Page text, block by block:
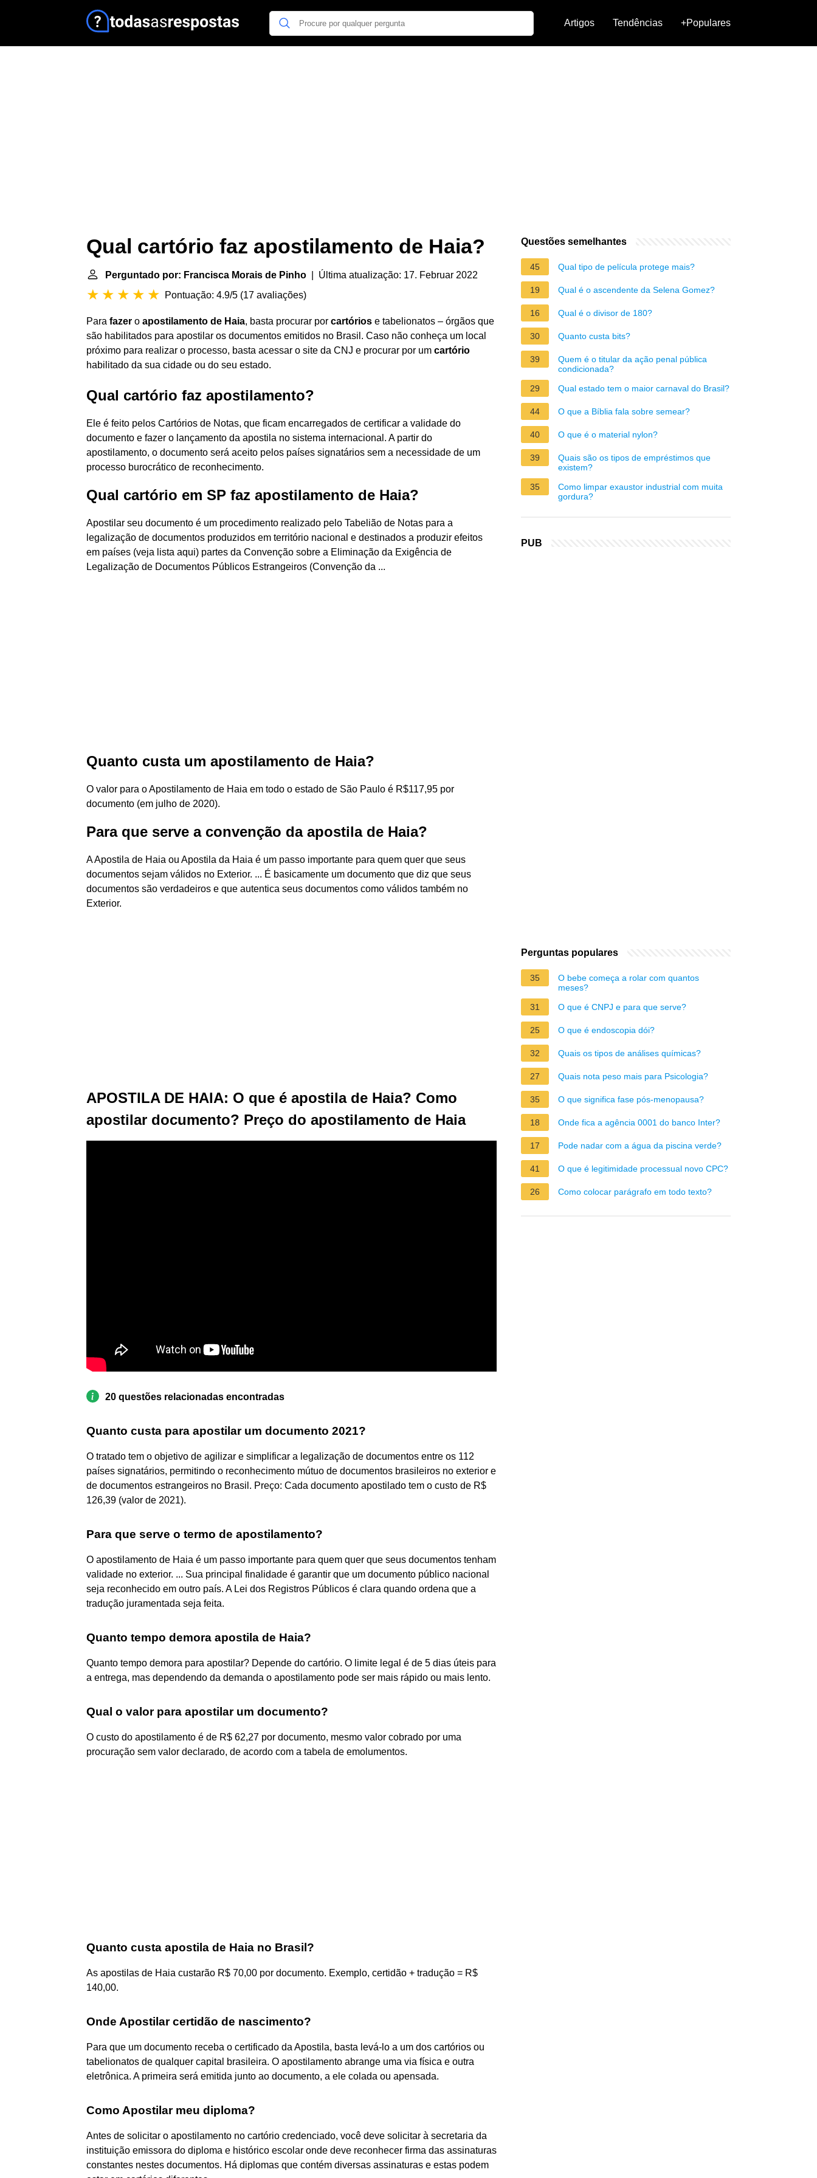
Artigos Tendências +Populares
Qual cartório faz apostilamento de Haia?
Perguntado por: Francisca Morais de Pinho | Última atualização: 17. Februar 2022
Pontuação: 4.9/5 (17 avaliações)
Para fazer o apostilamento de Haia, basta procurar por cartórios e tabelionatos – órgãos que
são habilitados para apostilar os documentos emitidos no Brasil. Caso não conheça um local
próximo para realizar o processo, basta acessar o site da CNJ e procurar por um cartório
habilitado da sua cidade ou do seu estado.
Qual cartório faz apostilamento?
Ele é feito pelos Cartórios de Notas, que ficam encarregados de certificar a validade do
documento e fazer o lançamento da apostila no sistema internacional. A partir do
apostilamento, o documento será aceito pelos países signatários sem a necessidade de um
processo burocrático de reconhecimento.
Qual cartório em SP faz apostilamento de Haia?
Apostilar seu documento é um procedimento realizado pelo Tabelião de Notas para a
legalização de documentos produzidos em território nacional e destinados a produzir efeitos
em países (veja lista aqui) partes da Convenção sobre a Eliminação da Exigência de
Legalização de Documentos Públicos Estrangeiros (Convenção da ...
Quanto custa um apostilamento de Haia?
O valor para o Apostilamento de Haia em todo o estado de São Paulo é R$117,95 por
documento (em julho de 2020).
Para que serve a convenção da apostila de Haia?
A Apostila de Haia ou Apostila da Haia é um passo importante para quem quer que seus
documentos sejam válidos no Exterior. ... É basicamente um documento que diz que seus
documentos são verdadeiros e que autentica seus documentos como válidos também no
Exterior.
APOSTILA DE HAIA: O que é apostila de Haia? Como
apostilar documento? Preço do apostilamento de Haia
20 questões relacionadas encontradas
Quanto custa para apostilar um documento 2021?
O tratado tem o objetivo de agilizar e simplificar a legalização de documentos entre os 112
países signatários, permitindo o reconhecimento mútuo de documentos brasileiros no exterior e
de documentos estrangeiros no Brasil. Preço: Cada documento apostilado tem o custo de R$
126,39 (valor de 2021).
Para que serve o termo de apostilamento?
O apostilamento de Haia é um passo importante para quem quer que seus documentos tenham
validade no exterior. ... Sua principal finalidade é garantir que um documento público nacional
seja reconhecido em outro país. A Lei dos Registros Públicos é clara quando ordena que a
tradução juramentada seja feita.
Quanto tempo demora apostila de Haia?
Quanto tempo demora para apostilar? Depende do cartório. O limite legal é de 5 dias úteis para
a entrega, mas dependendo da demanda o apostilamento pode ser mais rápido ou mais lento.
Qual o valor para apostilar um documento?
O custo do apostilamento é de R$ 62,27 por documento, mesmo valor cobrado por uma
procuração sem valor declarado, de acordo com a tabela de emolumentos.
Quanto custa apostila de Haia no Brasil?
As apostilas de Haia custarão R$ 70,00 por documento. Exemplo, certidão + tradução = R$
140,00.
Onde Apostilar certidão de nascimento?
Para que um documento receba o certificado da Apostila, basta levá-lo a um dos cartórios ou
tabelionatos de qualquer capital brasileira. O apostilamento abrange uma via física e outra
eletrônica. A primeira será emitida junto ao documento, a ele colada ou apensada.
Como Apostilar meu diploma?
Antes de solicitar o apostilamento no cartório credenciado, você deve solicitar à secretaria da
instituição emissora do diploma e histórico escolar onde deve reconhecer firma das assinaturas
constantes nestes documentos. Há diplomas que contém diversas assinaturas e estas podem
Questões semelhantes
45 Qual tipo de película protege mais?
19 Qual é o ascendente da Selena Gomez?
16 Qual é o divisor de 180?
30 Quanto custa bits?
39
Quem é o titular da ação penal pública
condicionada?
29
Qual estado tem o maior carnaval do Brasil?
44 O que a Bíblia fala sobre semear?
40 O que é o material nylon?
39
Quais são os tipos de empréstimos que
existem?
35
Como limpar exaustor industrial com muita
gordura?
PUB
Perguntas populares
35
O bebe começa a rolar com quantos
meses?
31
O que é CNPJ e para que serve?
25 O que é endoscopia dói?
32 Quais os tipos de análises químicas?
27 Quais nota peso mais para Psicologia?
35 O que significa fase pós-menopausa?
18 Onde fica a agência 0001 do banco Inter?
17 Pode nadar com a água da piscina verde?
41 O que é legitimidade processual novo CPC?
26 Como colocar parágrafo em todo texto?